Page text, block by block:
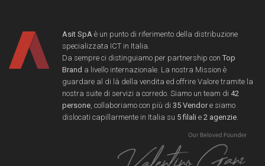
Asit SpA è un punto di riferimento della distribuzione
specializzata ICT in Italia.
Da sempre ci distinguiamo per partnership con Top
Brand a livello internazionale. La nostra Mission è
guardare al di là della vendita ed offrire Valore tramite la
nostra suite di servizi a corredo. Siamo un team di 42
persone , collaboriamo con più di 35 Vendore siamo
dislocati capillarmente in Italia su 5 filali e 2 agenzie